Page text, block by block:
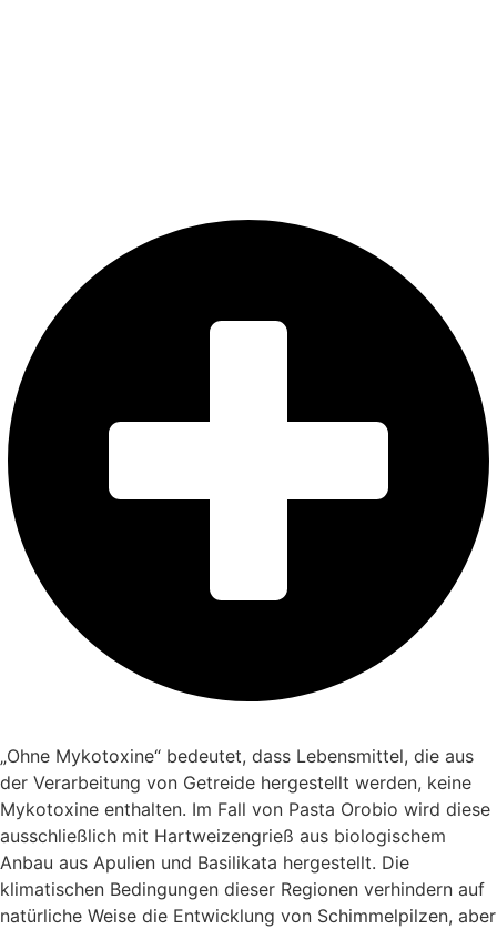
„Ohne Mykotoxine“ bedeutet, dass Lebensmittel, die aus
der Verarbeitung von Getreide hergestellt werden, keine
Mykotoxine enthalten. Im Fall von Pasta Orobio wird diese
ausschließlich mit Hartweizengrieß aus biologischem
Anbau aus Apulien und Basilikata hergestellt. Die
klimatischen Bedingungen dieser Regionen verhindern auf
natürliche Weise die Entwicklung von Schimmelpilzen, aber